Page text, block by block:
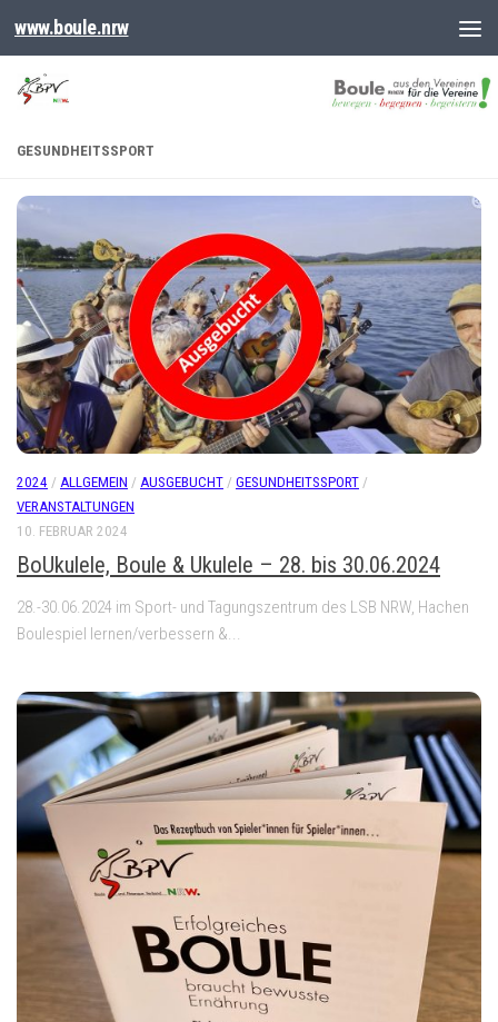
www.boule.nrw
GESUNDHEITSSPORT
2024 / ALLGEMEIN / AUSGEBUCHT / GESUNDHEITSSPORT /
VERANSTALTUNGEN
10. FEBRUAR 2024
BoUkulele, Boule & Ukulele – 28. bis 30.06.2024
28.-30.06.2024 im Sport- und Tagungszentrum des LSB NRW, Hachen
Boulespiel lernen/verbessern &...